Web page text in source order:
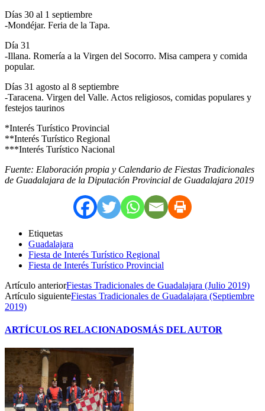
Días 30 al 1 septiembre
-Mondéjar. Feria de la Tapa.
Día 31
-Illana. Romería a la Virgen del Socorro. Misa campera y comida
popular.
Días 31 agosto al 8 septiembre
-Taracena. Virgen del Valle. Actos religiosos, comidas populares y
festejos taurinos
*Interés Turístico Provincial
**Interés Turístico Regional
***Interés Turístico Nacional
Fuente: Elaboración propia y Calendario de Fiestas Tradicionales
de Guadalajara de la Diputación Provincial de Guadalajara 2019
Etiquetas
Guadalajara
Fiesta de Interés Turístico Regional
Fiesta de Interés Turístico Provincial
Artículo anteriorFiestas Tradicionales de Guadalajara (Julio 2019)
Artículo siguienteFiestas Tradicionales de Guadalajara (Septiembre
2019)
ARTÍCULOS RELACIONADOSMÁS DEL AUTOR